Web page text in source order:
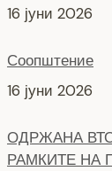
16 јуни 2026
Соопштение
16 јуни 2026
ОДРЖАНА
РАМКИТЕ НА